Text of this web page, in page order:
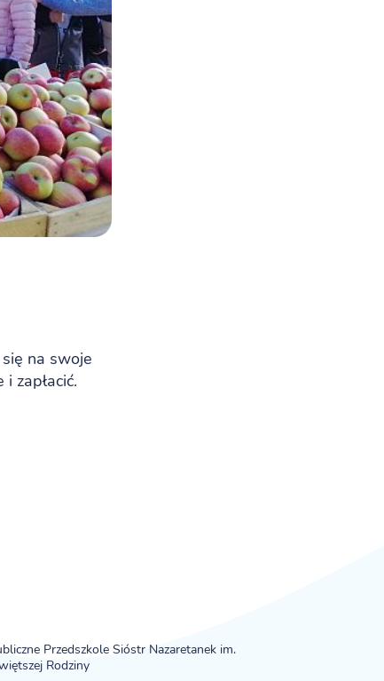
na swoje
zapłacić.
Przedszkole Sióstr Nazaretanek im.
Rodziny